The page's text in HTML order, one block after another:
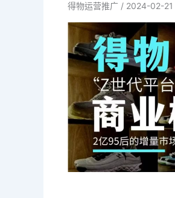
得物运营推广 / 2024-02-21